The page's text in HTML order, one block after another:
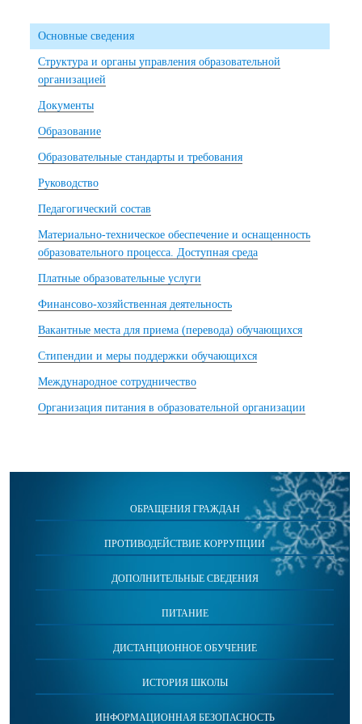
Основные сведения
Структура и органы управления образовательной
организацией
Документы
Образование
Образовательные стандарты и требования
Руководство
Педагогический состав
Материально-техническое обеспечение и оснащенность
образовательного процесса. Доступная среда
Платные образовательные услуги
Финансово-хозяйственная деятельность
Вакантные места для приема (перевода) обучающихся
Стипендии и меры поддержки обучающихся
Международное сотрудничество
Организация питания в образовательной организации
ОБРАЩЕНИЯ ГРАЖДАН
ПРОТИВОДЕЙСТВИЕ КОРРУПЦИИ
ДОПОЛНИТЕЛЬНЫЕ СВЕДЕНИЯ
ПИТАНИЕ
ДИСТАНЦИОННОЕ ОБУЧЕНИЕ
ИСТОРИЯ ШКОЛЫ
ИНФОРМАЦИОННАЯ БЕЗОПАСНОСТЬ